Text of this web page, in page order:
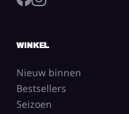
WINKEL
Nieuw binnen
Bestsellers
Seizoen